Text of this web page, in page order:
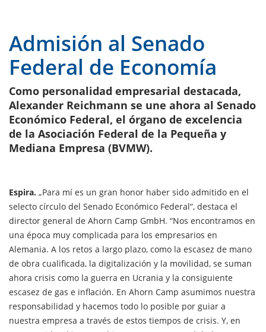
Admisión al Senado
Federal de Economía
Como personalidad empresarial destacada,
Alexander Reichmann se une ahora al Senado
Económico Federal, el órgano de excelencia
de la Asociación Federal de la Pequeña y
Mediana Empresa (BVMW).
Espira. „Para mí es un gran honor haber sido admitido en el
selecto círculo del Senado Económico Federal“, destaca el
director general de Ahorn Camp GmbH. “Nos encontramos en
una época muy complicada para los empresarios en
Alemania. A los retos a largo plazo, como la escasez de mano
de obra cualificada, la digitalización y la movilidad, se suman
ahora crisis como la guerra en Ucrania y la consiguiente
escasez de gas e inflación. En Ahorn Camp asumimos nuestra
responsabilidad y hacemos todo lo posible por guiar a
nuestra empresa a través de estos tiempos de crisis. Y, en